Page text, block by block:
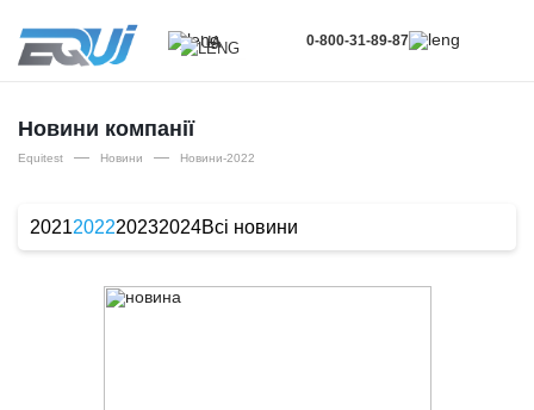
UA
RU
0-800-31-89-87
Новини компанії
Equitest — Новини — Новини-2022
2021202220232024Всі новини